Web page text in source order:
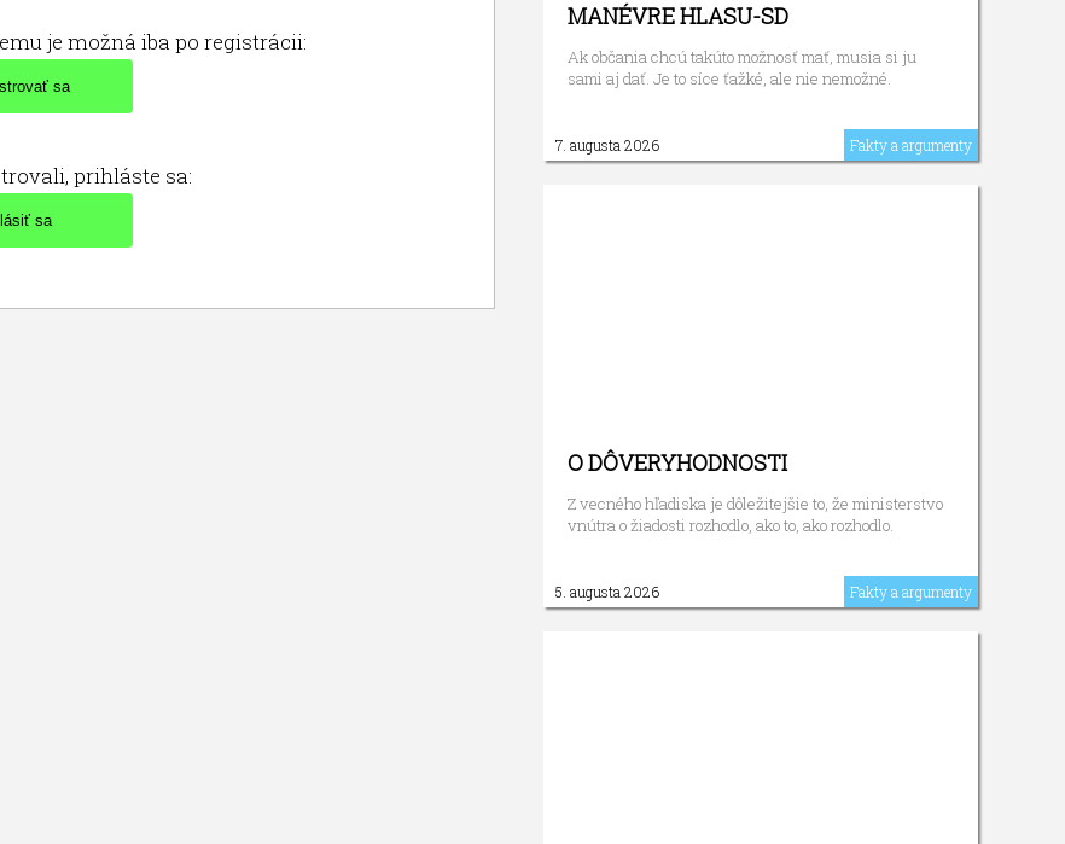
je možná iba po registrácii:
prihláste sa:
MANÉVRE HLASU-SD
Ak občania chcú takúto možnosť mať, musia si ju
sami aj dať. Je to síce ťažké, ale nie nemožné.
7. augusta 2026 Fakty a argumenty
O DÔVERYHODNOSTI
Z vecného hľadiska je dôležitejšie to, že ministerstvo
vnútra o žiadosti rozhodlo, ako to, ako rozhodlo.
5. augusta 2026 Fakty a argumenty